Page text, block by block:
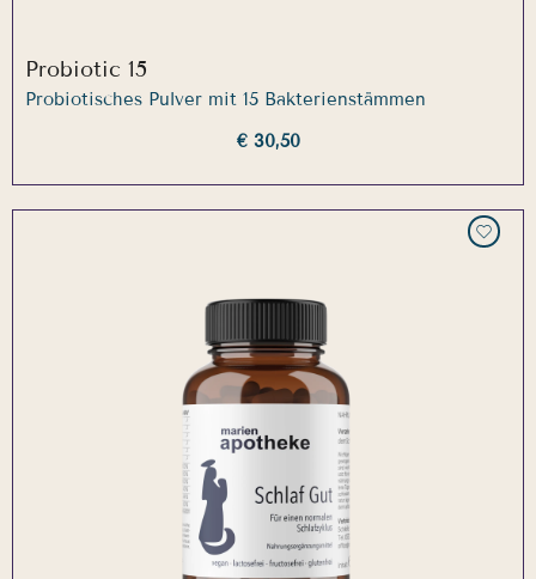
Probiotic 15
Probiotisches Pulver mit 15 Bakterienstämmen
€ 30,50